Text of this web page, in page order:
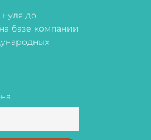
до
базе компании